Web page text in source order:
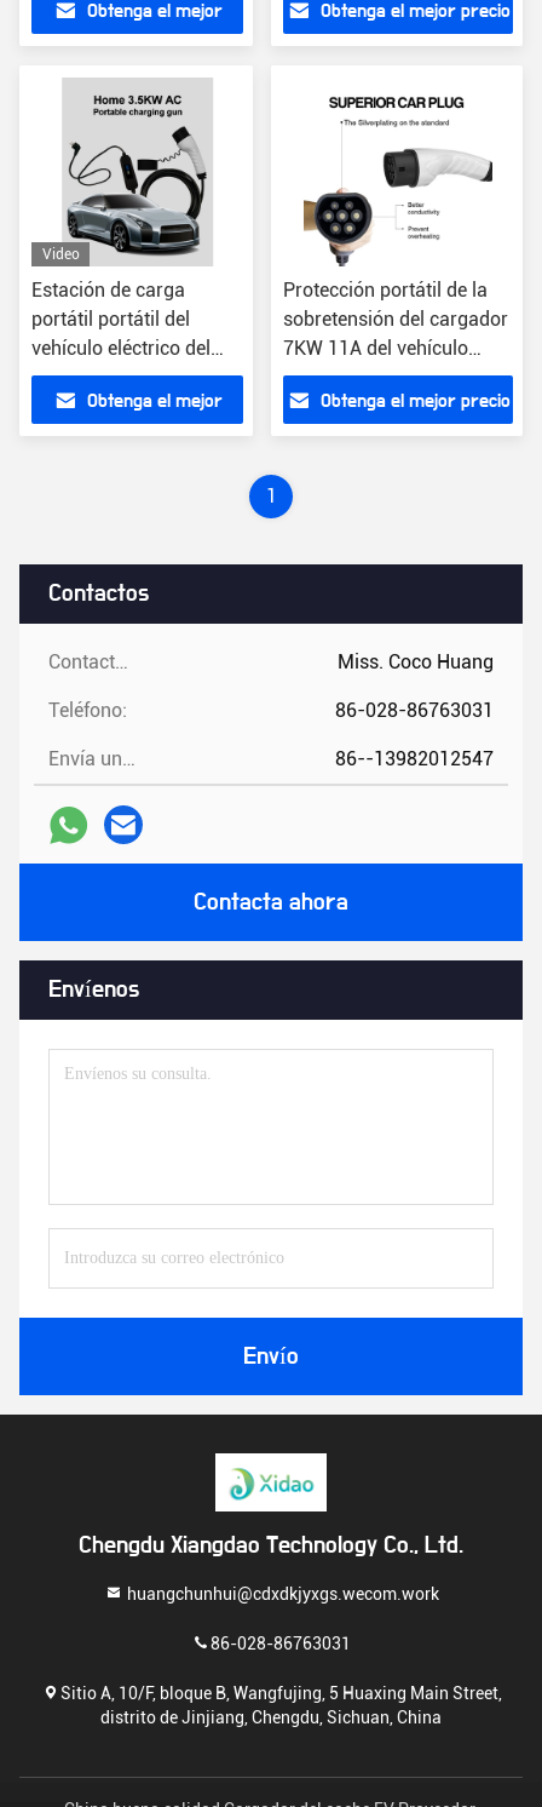
Contactos
Contactos: Miss. Coco Huang
Teléfono: 86-028-86763031
Envía un fax.: 86--13982012547
Contacta ahora
Envíenos
Envío
Obtenga el mejor
EV
Obtenga el mejor precio
Video
Estación de carga
portátil portátil del
vehículo eléctrico del
cargador 50Hz de la CA
EV de 3.5KW 16A
Obtenga el mejor
Protección portátil de la
sobretensión del cargador
7KW 11A del vehículo
eléctrico de ROHS
Obtenga el mejor precio
1
Chengdu Xiangdao Technology Co., Ltd.
huangchunhui@cdxdkjyxgs.wecom.work
86-028-86763031
Sitio A, 10/F, bloque B, Wangfujing, 5 Huaxing Main Street,
distrito de Jinjiang, Chengdu, Sichuan, China